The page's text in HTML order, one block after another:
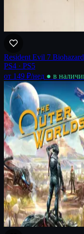
Resident Evil 7 Biohazard
PS4 · PS5
от 149 ₽/нед ● в